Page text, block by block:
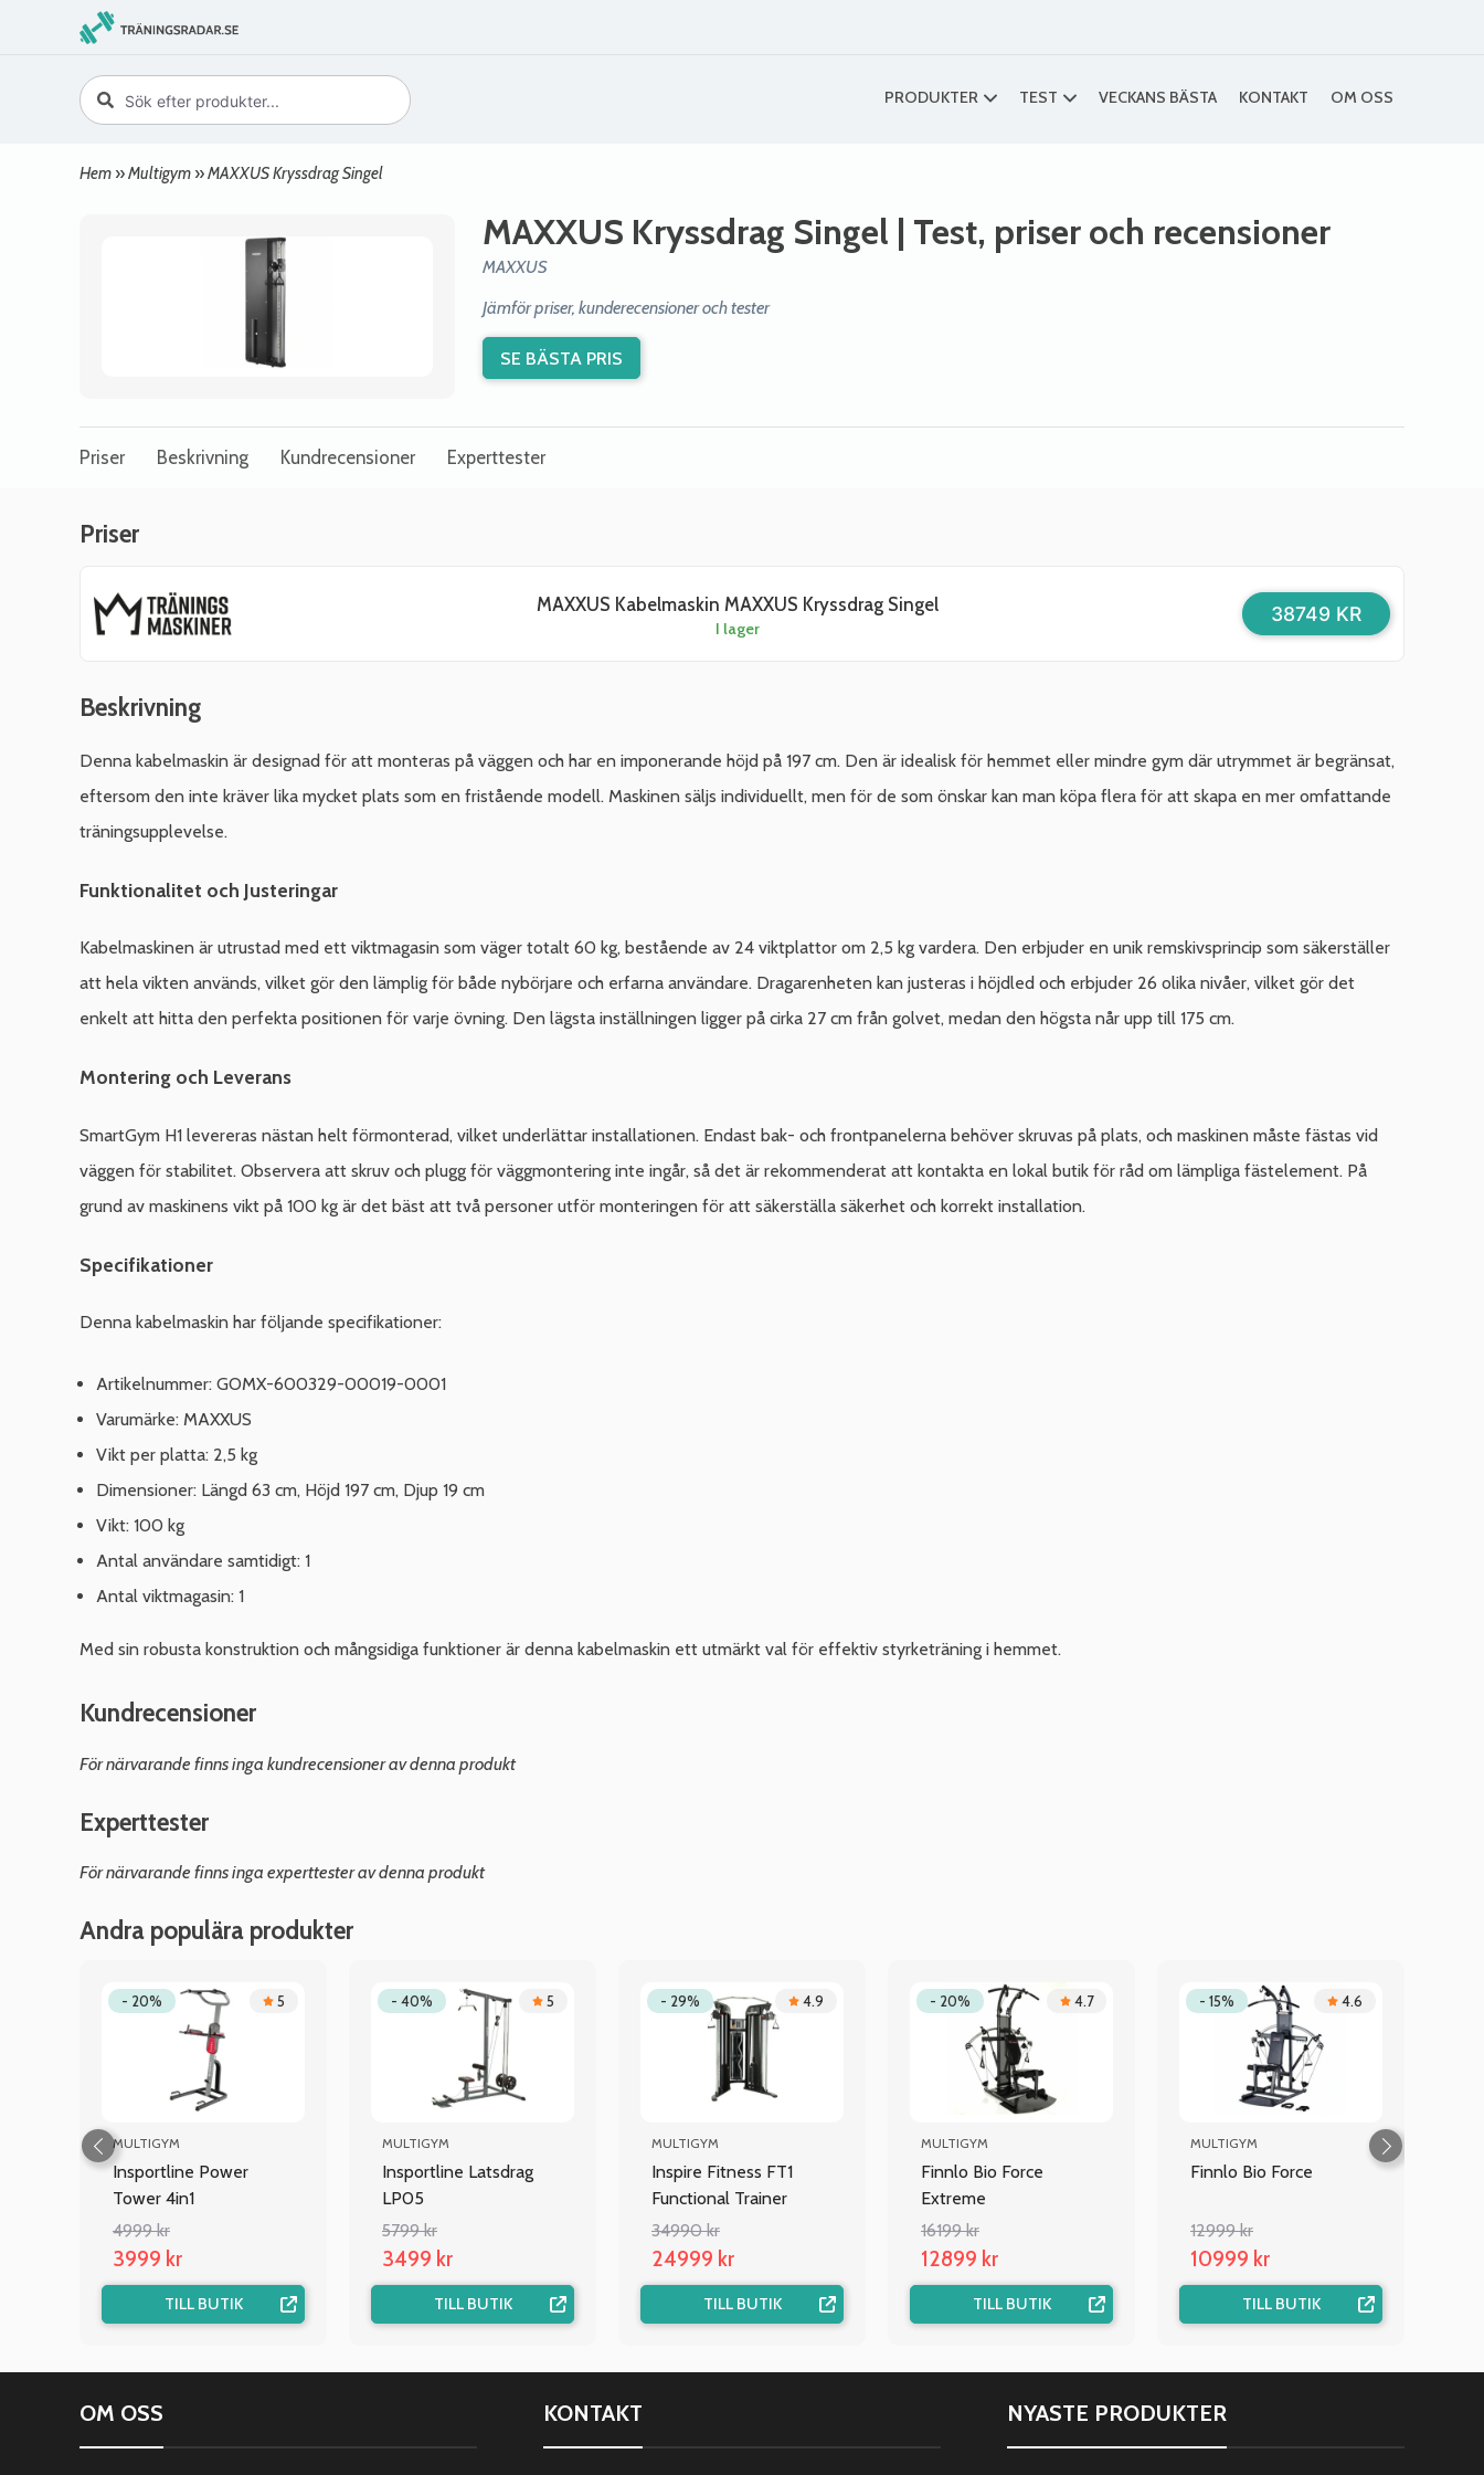
PRODUKTER TEST VECKANS BÄSTA KONTAKT OM OSS
Hem »Multigym »MAXXUS Kryssdrag Singel
MAXXUS Kryssdrag Singel | Test, priser och recensioner
MAXXUS
Jämför priser, kunderecensioner och tester
SE BÄSTA PRIS
Priser Beskrivning Kundrecensioner Experttester
Priser
MAXXUS Kabelmaskin MAXXUS Kryssdrag Singel
I lager
38749 KR
Beskrivning
Denna kabelmaskin är designad för att monteras på väggen och har en imponerande höjd på 197 cm. Den är idealisk för hemmet eller mindre gym där utrymmet är begränsat,
eftersom den inte kräver lika mycket plats som en fristående modell. Maskinen säljs individuellt, men för de som önskar kan man köpa flera för att skapa en mer omfattande
träningsupplevelse.
Funktionalitet och Justeringar
Kabelmaskinen är utrustad med ett viktmagasin som väger totalt 60 kg, bestående av 24 viktplattor om 2,5 kg vardera. Den erbjuder en unik remskivsprincip som säkerställer
att hela vikten används, vilket gör den lämplig för både nybörjare och erfarna användare. Dragarenheten kan justeras i höjdled och erbjuder 26 olika nivåer, vilket gör det
enkelt att hitta den perfekta positionen för varje övning. Den lägsta inställningen ligger på cirka 27 cm från golvet, medan den högsta når upp till 175 cm.
Montering och Leverans
SmartGym H1 levereras nästan helt förmonterad, vilket underlättar installationen. Endast bak- och frontpanelerna behöver skruvas på plats, och maskinen måste fästas vid
väggen för stabilitet. Observera att skruv och plugg för väggmontering inte ingår, så det är rekommenderat att kontakta en lokal butik för råd om lämpliga fästelement. På
grund av maskinens vikt på 100 kg är det bäst att två personer utför monteringen för att säkerställa säkerhet och korrekt installation.
Specifikationer
Denna kabelmaskin har följande specifikationer:
Artikelnummer: GOMX-600329-00019-0001
Varumärke: MAXXUS
Vikt per platta: 2,5 kg
Dimensioner: Längd 63 cm, Höjd 197 cm, Djup 19 cm
Vikt: 100 kg
Antal användare samtidigt: 1
Antal viktmagasin: 1
Med sin robusta konstruktion och mångsidiga funktioner är denna kabelmaskin ett utmärkt val för effektiv styrketräning i hemmet.
Kundrecensioner
För närvarande finns inga kundrecensioner av denna produkt
Experttester
För närvarande finns inga experttester av denna produkt
Andra populära produkter
- 20% 5
MULTIGYM
Insportline Power
Tower 4in1
4999 kr
3999 kr
TILL BUTIK
- 40% 5
MULTIGYM
Insportline Latsdrag
LP05
5799 kr
3499 kr
TILL BUTIK
- 29% 4.9
MULTIGYM
Inspire Fitness FT1
Functional Trainer
34990 kr
24999 kr
TILL BUTIK
- 20% 4.7
MULTIGYM
Finnlo Bio Force
Extreme
16199 kr
12899 kr
TILL BUTIK
- 15% 4.6
MULTIGYM
Finnlo Bio Force
12999 kr
10999 kr
TILL BUTIK
OM OSS KONTAKT NYASTE PRODUKTER